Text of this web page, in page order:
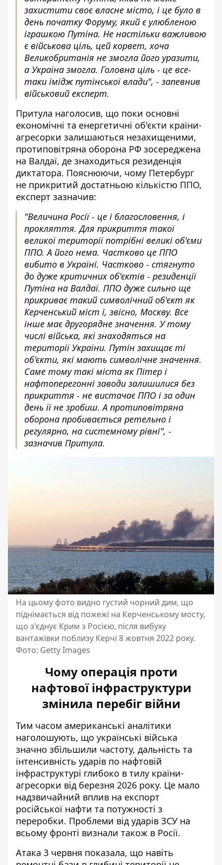
захистити своє власне місто, і це було в
день початку Форуму, який є улюбленою
іграшкою Путіна. Не настільки важливою
є військова ціль, цей корвет, хоча
Великобританія не змогла його уразити,
а Україна змогла. Головна ціль - це все-
таки імідж путінської влади", - запевнив
військовий експерт.
Притула наголосив, що поки основні
економічні та енергетичні об'єкти країни-
агресорки залишаються незахищеними,
протиповітряна оборона РФ зосереджена
на Валдаї, де знаходиться резиденція
диктатора. Пояснюючи, чому Петербург
не прикритий достатньою кількістю ППО,
експерт зазначив:
"Величина Росії - це і благословення, і
прокляття. Для прикриття такої
великої території потрібні великі об'єми
ППО. А його нема. Частково це ППО
вибито в Україні. Частково - стягнуто
до дуже критичних об'єктів - резиденції
Путіна на Валдаї. ППО дуже сильно ще
прикриває такий символічний об'єкт як
Керченський міст і, звісно, Москву. Все
інше має другорядне значення. У тому
числі війська, які знаходяться на
території України. Путін захищає ті
об'єкти, які мають символічне значення.
Саме тому такі міста як Пітер і
нафтоперегонні заводи залишилися без
прикриття - не вистачає ППО і за один
день її не зробиш. А протиповітряна
оборона пробивається ретельно і
регулярно, на системному рівні", -
зазначив Притула.
На цьому фото видно густий чорний дим, що
піднімається від пожежі на Керченському мосту,
що з'єднує Крим з Росією, після вибуху
вантажівки поблизу Керчі 8 жовтня 2022 року.
Фото: Getty Images
Чому операція проти
нафтової інфраструктури
змінила перебіг війни
Тим часом американські аналітики
наголошують, що українські війська
значно збільшили частоту, дальність та
інтенсивність ударів по нафтовій
інфраструктурі глибоко в тилу країни-
агресорки від березня 2026 року. Це мало
надзвичайний вплив на експорт
російської нафти та потужності з
переробки. Проблеми від ударів ЗСУ на
всьому фронті визнали також в Росії.
Атака 3 червня показала, що навіть